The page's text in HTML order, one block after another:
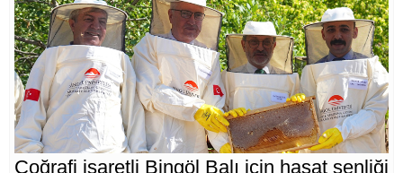
Coğrafi işaretli Bingöl Balı için hasat şenliği